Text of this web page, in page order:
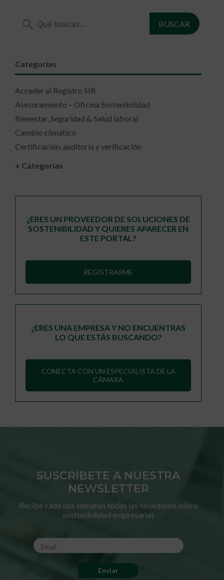
Categorías
Acceder al Registro SIR
Asesoramiento – Oficina Sostenibilidad
Bienestar, Seguridad & Salud laboral
Cambio climático
Certificación, auditoría y verificación
+ Categorías
¿ERES UN PROVEEDOR DE SOLUCIONES DE
SOSTENIBILIDAD Y QUIERES APARECER EN
ESTE PORTAL?
REGISTRARME
¿ERES UNA EMPRESA Y NO ENCUENTRAS
LO QUE ESTÁS BUSCANDO?
CONECTA CON UN ESPECIALISTA DE LA
CÁMARA
SUSCRÍBETE A NUESTRA
NEWSLETTER
Recibe cada dos semanas todas las novedades sobre
sostenibilidad empresarial.